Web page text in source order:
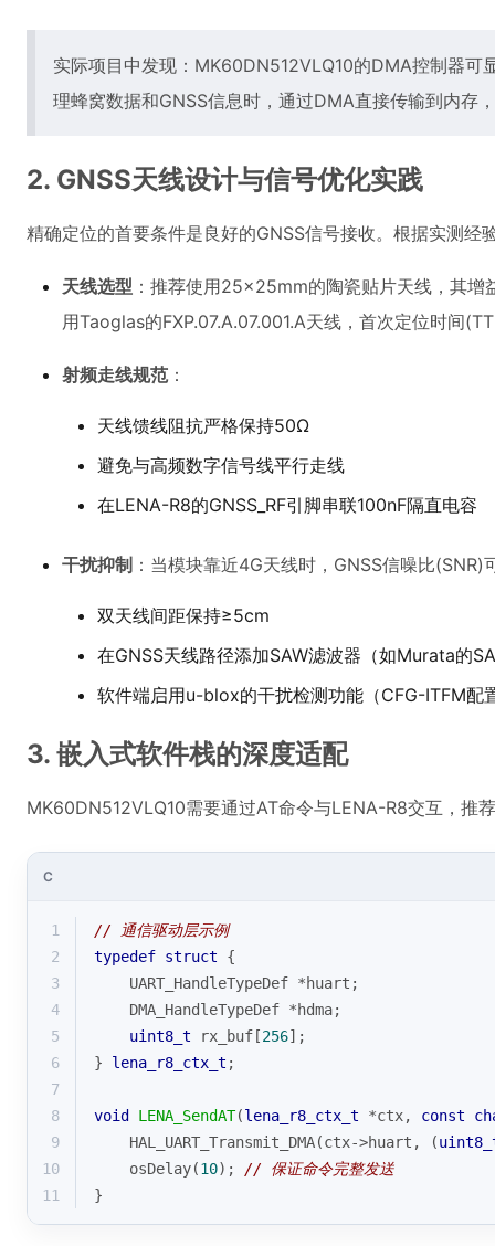
实际项目中发现：MK60DN512VLQ10的DMA控制器可
理蜂窝数据和GNSS信息时，通过DMA直接传输到内存
2. GNSS天线设计与信号优化实践
精确定位的首要条件是良好的GNSS信号接收。根据实测经
天线选型 ：推荐使用25×25mm的陶瓷贴片天线，其
用Taoglas的FXP.07.A.07.001.A天线，首次定位时间
射频走线规范 ：
天线馈线阻抗严格保持50Ω
避免与高频数字信号线平行走线
在LENA-R8的GNSS_RF引脚串联100nF隔直电容
干扰抑制 ：当模块靠近4G天线时，GNSS信噪比
双天线间距保持≥5cm
在GNSS天线路径添加SAW滤波器（如Murata的
软件端启用u-blox的干扰检测功能（CFG-ITFM配
3. 嵌入式软件栈的深度适配
MK60DN512VLQ10需要通过AT命令与LENA-R8交互，推
C
1
// 通信驱动层示例
2
typedef struct {
3
    UART_HandleTypeDef *huart;
4
    DMA_HandleTypeDef *hdma;
5
uint8_t rx_buf[256];
6
} lena_r8_ctx_t ;
7
8
void LENA_SendAT(lena_r8_ctx_t *ctx, const
9
    HAL_UART_Transmit_DMA(ctx->huart, (
10
    osDelay(
10); // 保证命令完整发送
11
}